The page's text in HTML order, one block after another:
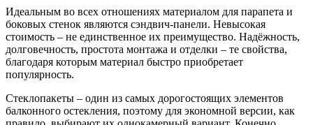
Идеальным во всех отношениях материалом для парапета и
боковых стенок являются сэндвич-панели. Невысокая
стоимость – не единственное их преимущество. Надёжность,
долговечность, простота монтажа и отделки – те свойства,
благодаря которым материал быстро приобретает
популярность.
Стеклопакеты – один из самых дорогостоящих элементов
балконного остекления, поэтому для экономной версии, как